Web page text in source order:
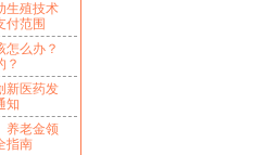
生殖技术
付范围
怎么办？
？
新医药发
知
养老金领
指南